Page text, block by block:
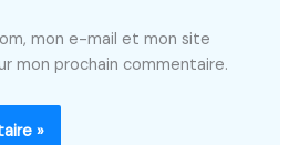
mon e-mail et mon site
mon prochain commentaire.